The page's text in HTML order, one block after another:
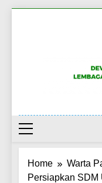
Home
Warta
Persiapkan SDM